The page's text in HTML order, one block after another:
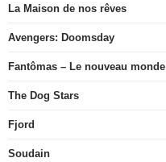
La Maison de nos rêves
Avengers: Doomsday
Fantômas – Le nouveau monde
The Dog Stars
Fjord
Soudain